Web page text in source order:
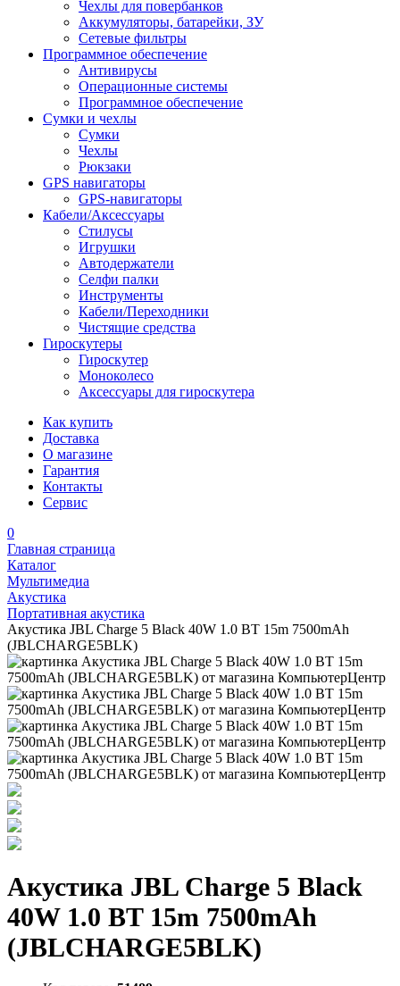
Чехлы для повербанков
Аккумуляторы, батарейки, ЗУ
Сетевые фильтры
Программное обеспечение
Антивирусы
Операционные системы
Программное обеспечение
Сумки и чехлы
Сумки
Чехлы
Рюкзаки
GPS навигаторы
GPS-навигаторы
Кабели/Аксессуары
Стилусы
Игрушки
Автодержатели
Селфи палки
Инструменты
Кабели/Переходники
Чистящие средства
Гироскутеры
Гироскутер
Моноколесо
Аксессуары для гироскутера
Как купить
Доставка
О магазине
Гарантия
Контакты
Сервис
0
Главная страница
Каталог
Мультимедиа
Акустика
Портативная акустика
Акустика JBL Charge 5 Black 40W 1.0 BT 15m 7500mAh
(JBLCHARGE5BLK)
Акустика JBL Charge 5 Black
40W 1.0 BT 15m 7500mAh
(JBLCHARGE5BLK)